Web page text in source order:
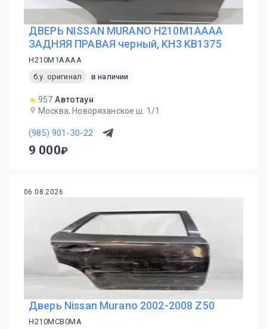
ДВЕРЬ NISSAN MURANO H210M1AAAA
ЗАДНЯЯ ПРАВАЯ черный, KH3 KB1375
H210M1AAAA
б.у. оригинал
в наличии
957 Автотаун
Москва, Новорязанское ш. 1/1
(985) 901-30-22
9 000
06.08.2026
Дверь Nissan Murano 2002-2008 Z50
H210MCB0MA